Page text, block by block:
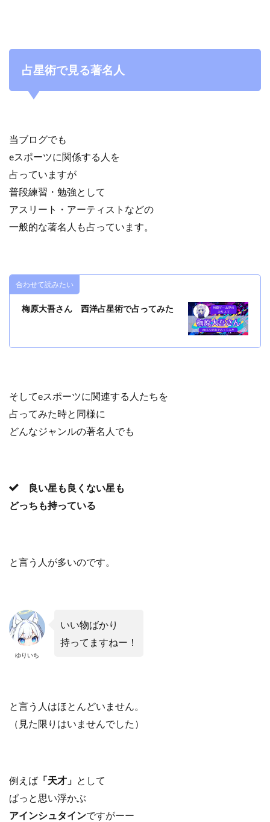
占星術で見る著名人
当ブログでも
eスポーツに関係する人を
占っていますが
普段練習・勉強として
アスリート・アーティストなどの
一般的な著名人も占っています。
合わせて読みたい
梅原大吾さん 西洋占星術で占ってみた
そしてeスポーツに関連する人たちを
占ってみた時と同様に
どんなジャンルの著名人でも
良い星も良くない星も
どっちも持っている
と言う人が多いのです。
ゆりいち
いい物ばかり
持ってますねー！
と言う人はほとんどいません。
（見た限りはいませんでした）
例えば 「天才」 として
ぱっと思い浮かぶ
アインシュタインですがーー